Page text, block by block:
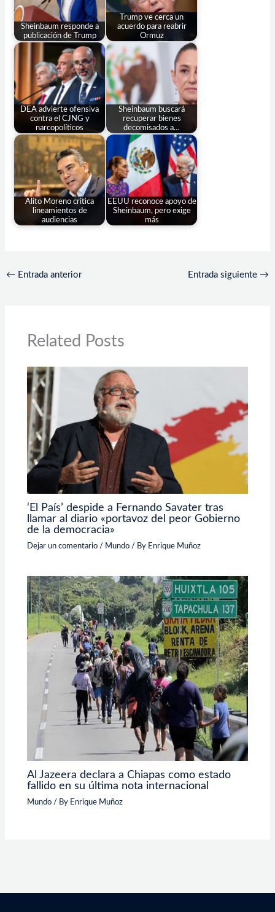
Sheinbaum responde a
publicación de Trump
Trump ve cerca un
acuerdo para reabrir
Ormuz
DEA advierte ofensiva
contra el CJNG y
narcopolíticos
Sheinbaum buscará
recuperar bienes
decomisados a…
Alito Moreno critica
lineamientos de
audiencias
EEUU reconoce apoyo de
Sheinbaum, pero exige
más
← Entrada anterior Entrada siguiente →
Related Posts
‘El País’ despide a Fernando Savater tras
llamar al diario «portavoz del peor Gobierno
de la democracia»
Dejar un comentario / Mundo / By Enrique Muñoz
Al Jazeera declara a Chiapas como estado
fallido en su última nota internacional
Mundo / By Enrique Muñoz